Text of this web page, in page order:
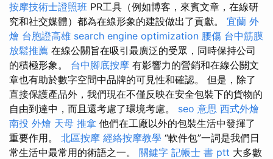
按摩技術士證照班 PR工具（例如博客，來賓文章，在線研
究和社交媒體）都為在線形象的建設做出了貢獻。 宜蘭 外
燴 台胞證高雄 search engine optimization 腰傷 台中筋膜
放鬆推薦 在線公關旨在吸引最廣泛的受眾，同時保持公司
的積極形象。 台中腳底按摩 有影響力的營銷和在線公關文
章也有助於數字空間中品牌的可見性和確認。 但是，除了
直接保護產品外，我們現在不僅反映在安全包裝下的貨物的
自由到達中，而且還考慮了環境考慮。 seo 意思 西式外燴
南投 外燴 天母 推拿 他們在工廠以外的包裝生活中發揮了
重要作用。 北區按摩 經絡按摩教學 “軟件包”一詞是我們日
常生活中最常用的術語之一。 關鍵字 記帳士 書 ptt 大多數